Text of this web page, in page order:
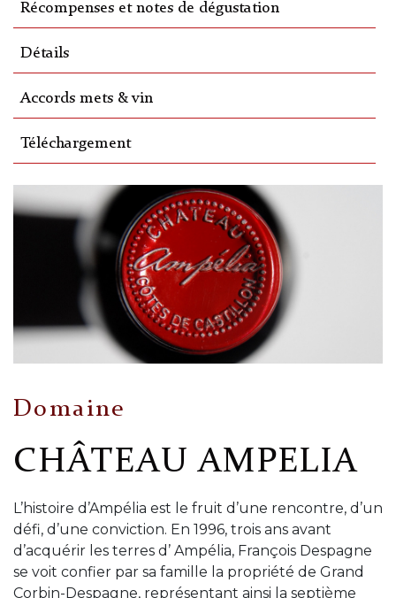
Récompenses et notes de dégustation
Détails
Accords mets & vin
Téléchargement
Domaine
CHÂTEAU AMPELIA
L’histoire d’Ampélia est le fruit d’une rencontre, d’un
défi, d’une conviction. En 1996, trois ans avant
d’acquérir les terres d’ Ampélia, François Despagne
se voit confier par sa famille la propriété de Grand
Corbin-Despagne, représentant ainsi la septième